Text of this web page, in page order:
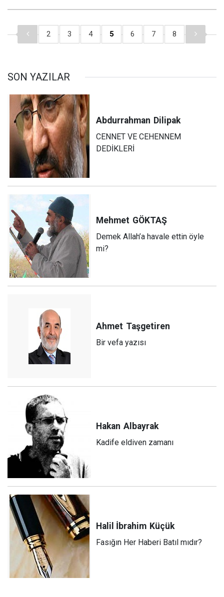
2 3 4 5 6 7 8
SON YAZILAR
Abdurrahman Dilipak
CENNET VE CEHENNEM
DEDİKLERİ
Mehmet GÖKTAŞ
Demek Allah’a havale ettin öyle
mi?
Ahmet Taşgetiren
Bir vefa yazısı
Hakan Albayrak
Kadife eldiven zamanı
Halil İbrahim Küçük
Fasığın Her Haberi Batıl mıdır?